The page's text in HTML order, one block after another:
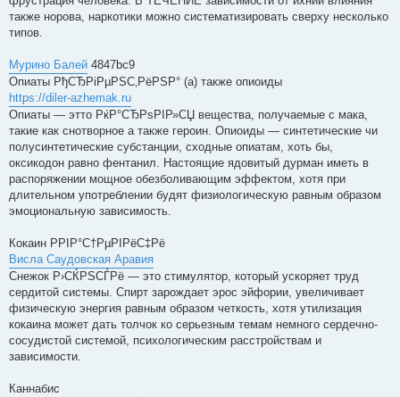
также норова, наркотики можно систематизировать сверху несколько
типов.
Мурино Балей 4847bc9
Опиаты РђСЂРіРµРЅС‚РёРЅР° (а) также опиоиды
https://diler-azhemak.ru
Опиаты — этто РќР°СЂРѕРІР»СЏ вещества, получаемые с мака,
такие как снотворное а также героин. Опиоиды — синтетические чи
полусинтетические субстанции, сходные опиатам, хоть бы,
оксикодон равно фентанил. Настоящие ядовитый дурман иметь в
распоряжении мощное обезболивающим эффектом, хотя при
длительном употреблении будят физиологическую равным образом
эмоциональную зависимость.
Кокаин РРІР°С†РµРІРёС‡Рё
Висла Саудовская Аравия
Снежок Р›СЌРЅСЃРё — это стимулятор, который ускоряет труд
сердитой системы. Спирт зарождает эрос эйфории, увеличивает
физическую энергия равным образом четкость, хотя утилизация
кокаина может дать толчок ко серьезным темам немного сердечно-
сосудистой системой, психологическим расстройствам и
зависимости.
Каннабис